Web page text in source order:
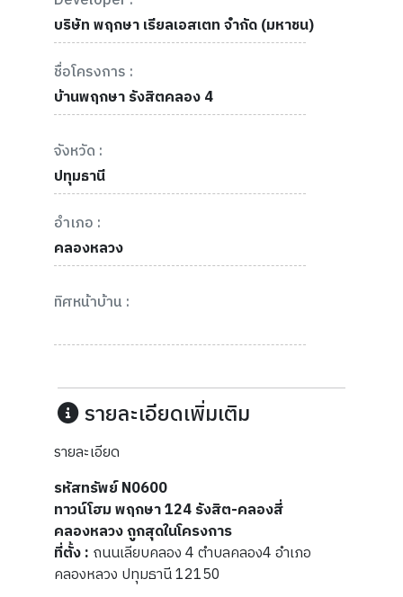
บริษัท พฤกษา เรียลเอสเตท จำกัด (มหาชน)
ชื่อโครงการ :
บ้านพฤกษา รังสิตคลอง 4
จังหวัด :
ปทุมธานี
อำเภอ :
คลองหลวง
ทิศหน้าบ้าน :
รายละเอียดเพิ่มเติม
รายละเอียด
รหัสทรัพย์ N0600
ทาวน์โฮม พฤกษา 124 รังสิต-คลองสี่
คลองหลวง ถูกสุดในโครงการ
ที่ตั้ง : ถนนเลียบคลอง 4 ตำบลคลอง4 อำเภอ
คลองหลวง ปทุมธานี 12150